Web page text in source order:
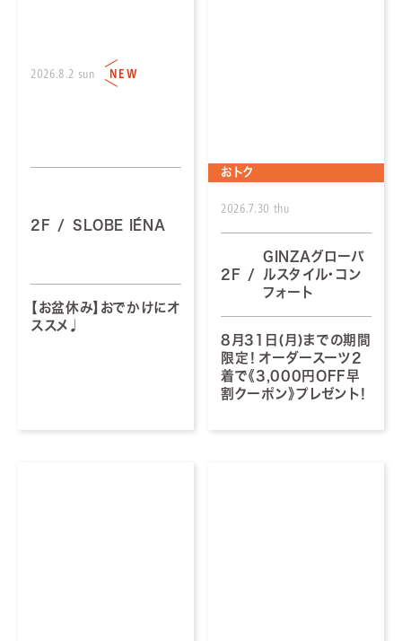
2026.8.2 sun NEW
2F SLOBE IÉNA
【お盆休み】おでかけにオ
ススメ♩
おトク
2026.7.30 thu
2F
GINZAグローバ
ルスタイル・コン
フォート
8月31日(月)までの期間
限定！オーダースーツ2
着で《3,000円OFF早
割クーポン》プレゼント！